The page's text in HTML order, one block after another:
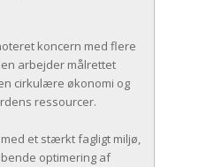
koncern med flere
arbejder målrettet
cirkulære økonomi og
ressourcer.
et stærkt fagligt miljø,
optimering af